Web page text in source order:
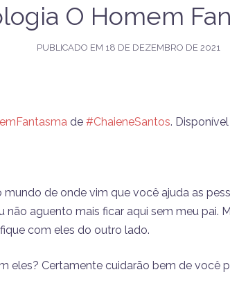
O Homem
PUBLICADO EM 18 DE DEZEMBRO DE 2021
de #ChaieneSantos.
de onde vim que você ajuda as
não aguento mais ficar aqui sem meu pai.
com eles do outro lado.
eles? Certamente cuidarão bem de você